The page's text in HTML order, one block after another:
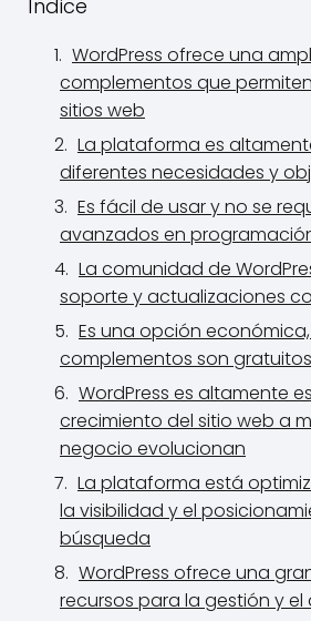
Índice
WordPress ofrece una
complementos que
sitios web
La plataforma es
diferentes necesidades y
Es fácil de usar y no se
avanzados en
La comunidad de
soporte y actualizaciones
Es una opción
complementos son
WordPress es altamente
crecimiento del sitio web a
negocio evolucionan
La plataforma está
la visibilidad y el
búsqueda
WordPress ofrece una
recursos para la gestión y el